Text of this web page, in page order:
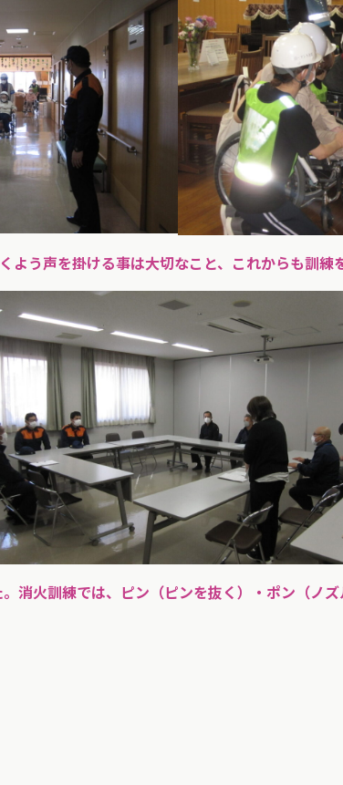
よう声を掛ける事は大切なこと、これからも訓練
消火訓練では、ピン（ピンを抜く）・ポン（ノ